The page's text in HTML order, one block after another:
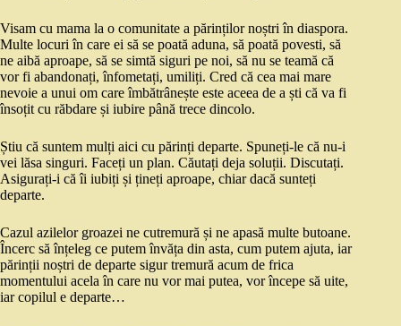
Visam cu mama la o comunitate a părinților noștri în diaspora.
Multe locuri în care ei să se poată aduna, să poată povesti, să
ne aibă aproape, să se simtă siguri pe noi, să nu se teamă că
vor fi abandonați, înfometați, umiliți. Cred că cea mai mare
nevoie a unui om care îmbătrânește este aceea de a ști că va fi
însoțit cu răbdare și iubire până trece dincolo.
Știu că suntem mulți aici cu părinți departe. Spuneți-le că nu-i
vei lăsa singuri. Faceți un plan. Căutați deja soluții. Discutați.
Asigurați-i că îi iubiți și țineți aproape, chiar dacă sunteți
departe.
Cazul azilelor groazei ne cutremură și ne apasă multe butoane.
Încerc să înțeleg ce putem învăța din asta, cum putem ajuta, iar
părinții noștri de departe sigur tremură acum de frica
momentului acela în care nu vor mai putea, vor începe să uite,
iar copilul e departe…